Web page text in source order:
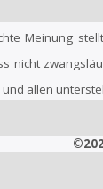
Meinung
nicht
und allen